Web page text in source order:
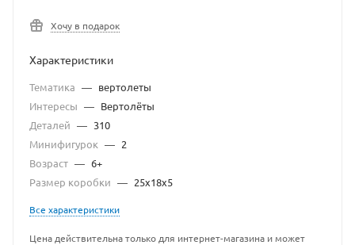
Хочу в подарок
Характеристики
Тематика — вертолеты
Интересы — Вертолёты
Деталей — 310
Минифигурок — 2
Возраст — 6+
Размер коробки — 25x18x5
Все характеристики
Цена действительна только для интернет-магазина и может